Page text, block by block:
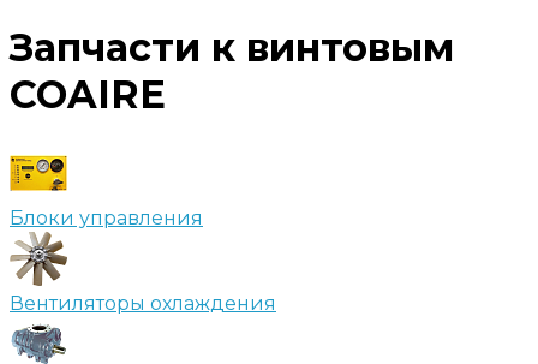
Запчасти к винтовым
COAIRE
Блоки управления
Вентиляторы охлаждения